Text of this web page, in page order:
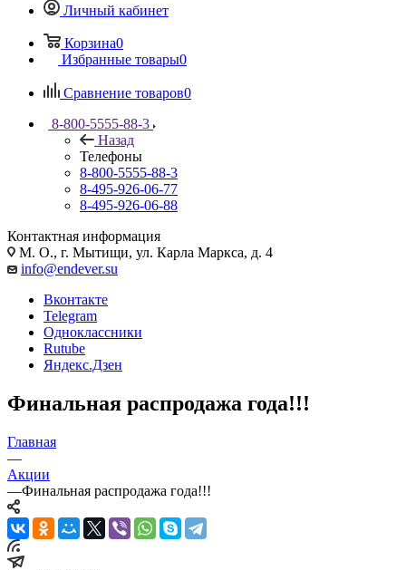
Личный кабинет
Корзина0
Избранные товары0
Сравнение товаров0
8-800-5555-88-3
Назад
Телефоны
8-800-5555-88-3
8-495-926-06-77
8-495-926-06-88
Контактная информация
М. О., г. Мытищи, ул. Карла Маркса, д. 4
info@endever.su
Вконтакте
Telegram
Одноклассники
Rutube
Яндекс.Дзен
Финальная распродажа года!!!
Главная
—
Акции
—Финальная распродажа года!!!